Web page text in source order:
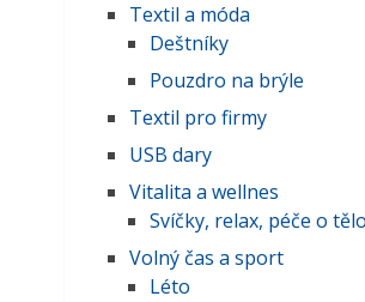
Textil a móda
Deštníky
Pouzdro na brýle
Textil pro firmy
USB dary
Vitalita a wellnes
Svíčky, relax, péče o tělo
Volný čas a sport
Léto